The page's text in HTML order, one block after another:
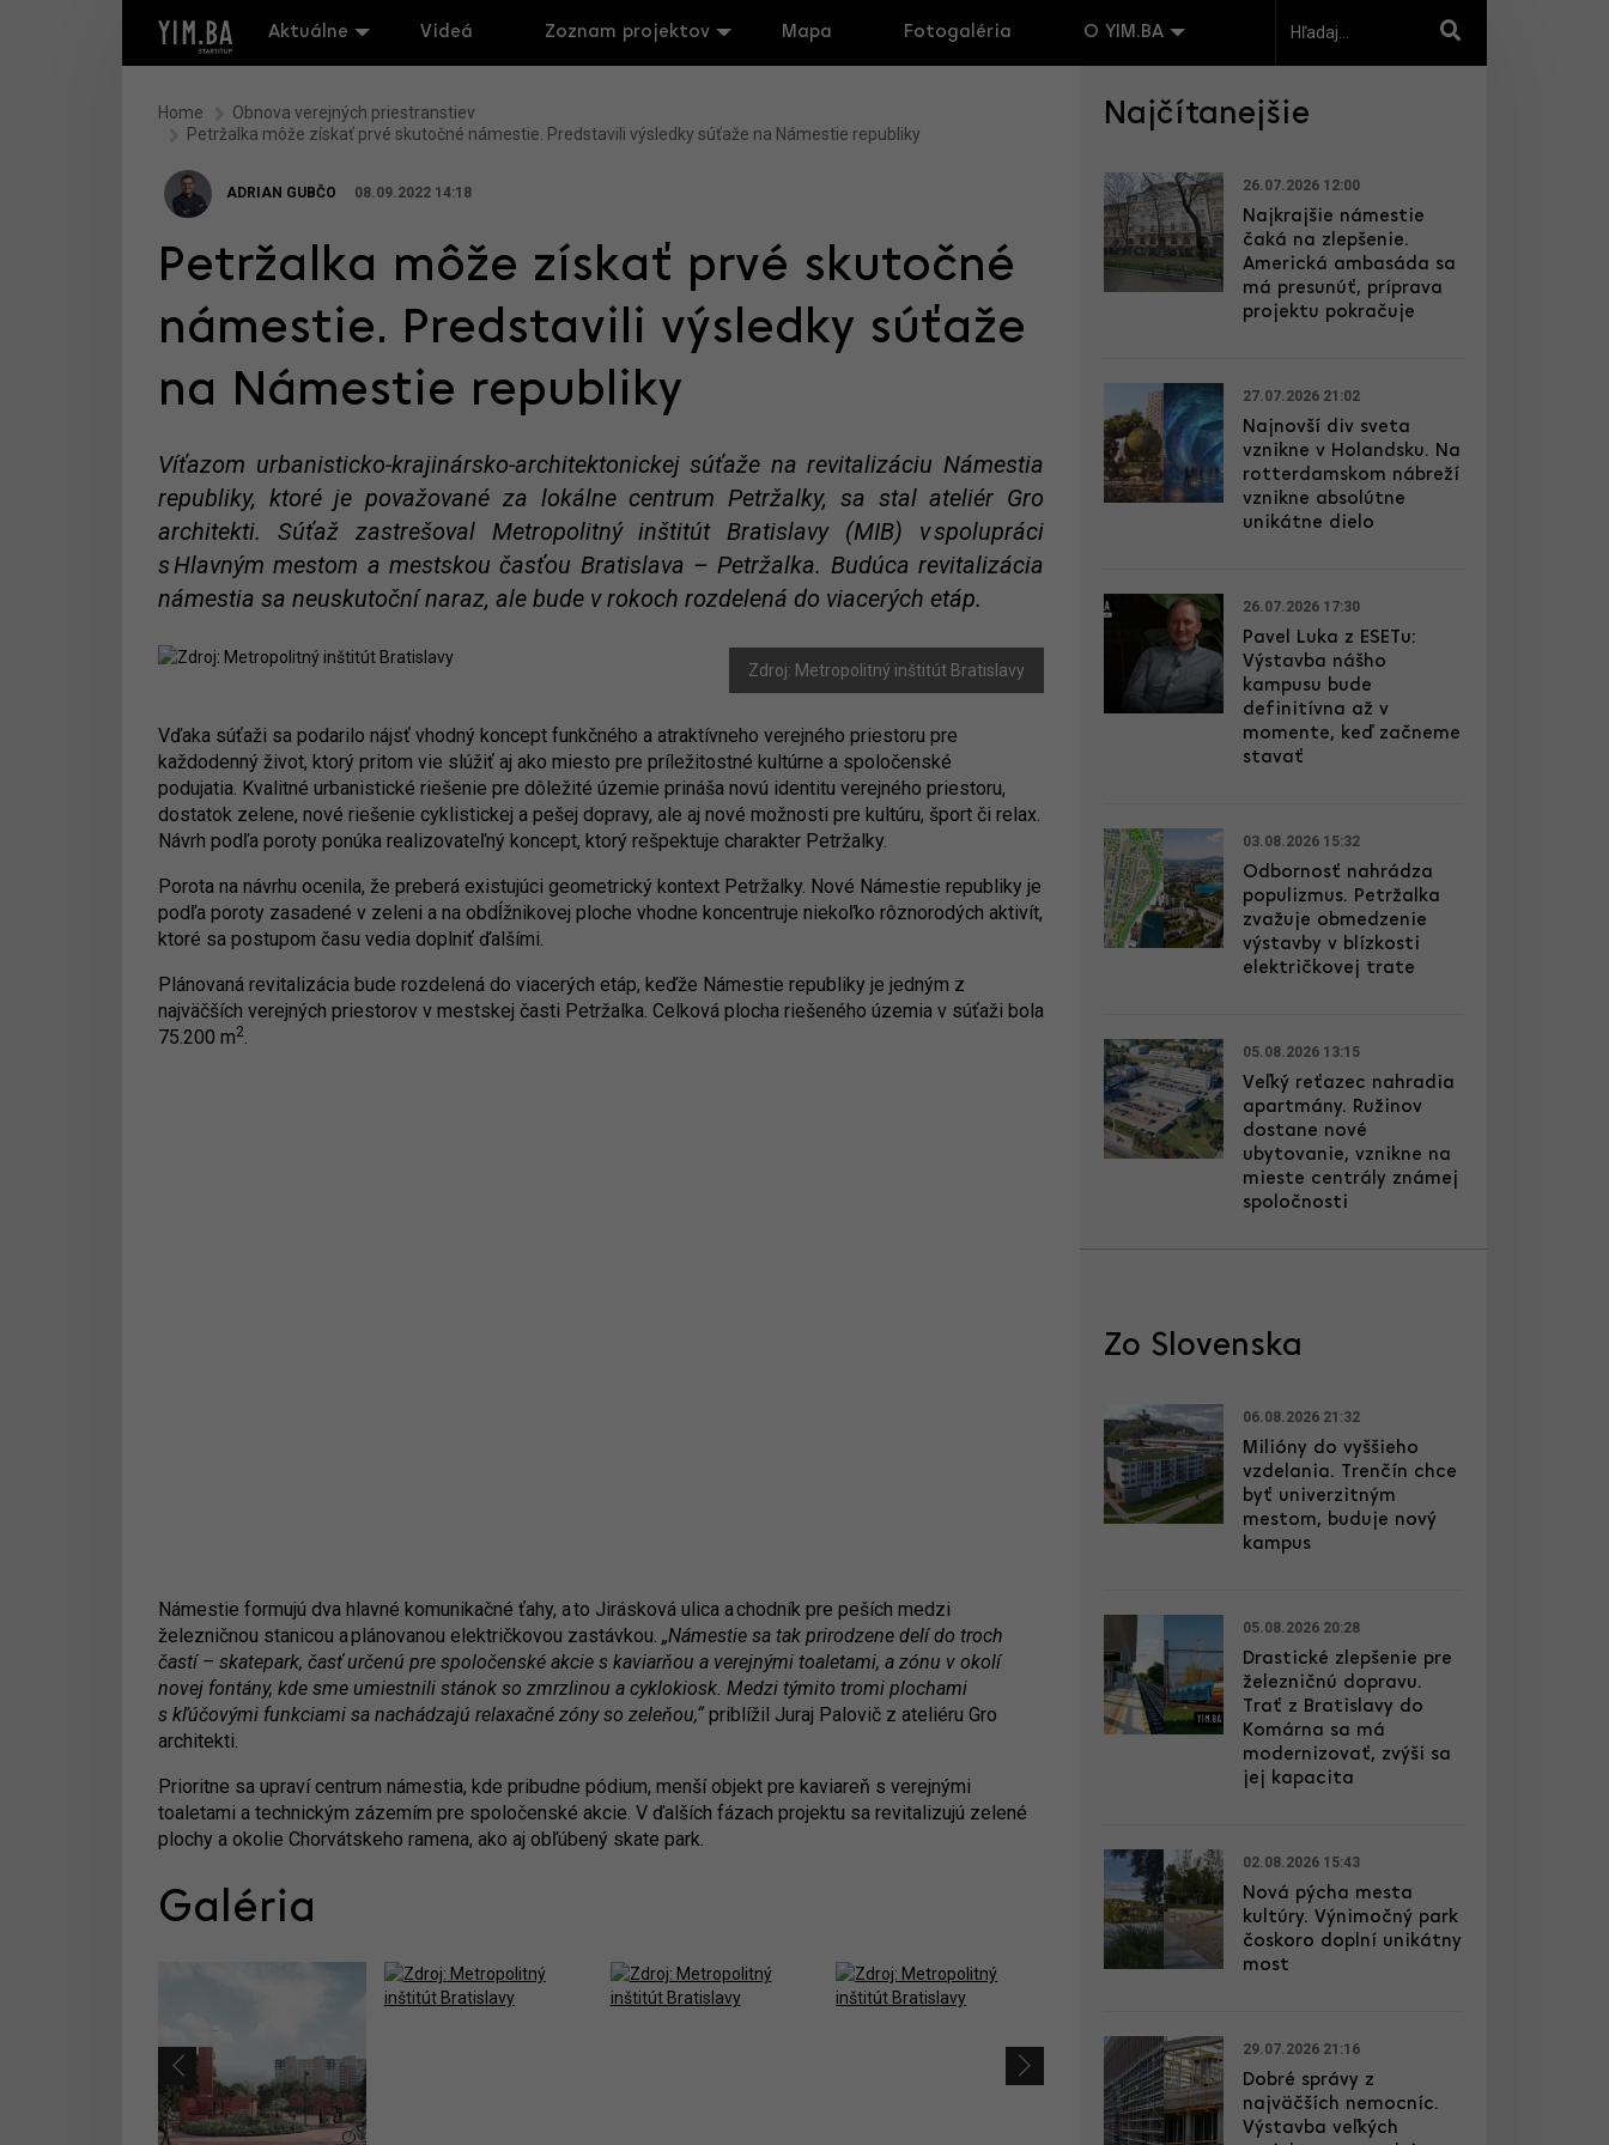
Aktuálne Videá Zoznam projektov Mapa Fotogaléria O YIM.BA
Home
Obnova verejných priestranstiev
Petržalka môže získať prvé skutočné námestie. Predstavili výsledky súťaže na Námestie republiky
ADRIAN GUBČO 08.09.2022 14:18
Petržalka môže získať prvé skutočné
námestie. Predstavili výsledky súťaže
na Námestie republiky
Víťazom urbanisticko-krajinársko-architektonickej súťaže na revitalizáciu Námestia
republiky, ktoré je považované za lokálne centrum Petržalky, sa stal ateliér Gro
architekti. Súťaž zastrešoval Metropolitný inštitút Bratislavy (MIB) v spolupráci
s Hlavným mestom a mestskou časťou Bratislava – Petržalka. Budúca revitalizácia
námestia sa neuskutoční naraz, ale bude v rokoch rozdelená do viacerých etáp.
Zdroj: Metropolitný inštitút Bratislavy
Vďaka súťaži sa podarilo nájsť vhodný koncept funkčného a atraktívneho verejného priestoru pre
každodenný život, ktorý pritom vie slúžiť aj ako miesto pre príležitostné kultúrne a spoločenské
podujatia. Kvalitné urbanistické riešenie pre dôležité územie prináša novú identitu verejného priestoru,
dostatok zelene, nové riešenie cyklistickej a pešej dopravy, ale aj nové možnosti pre kultúru, šport či relax.
Návrh podľa poroty ponúka realizovateľný koncept, ktorý rešpektuje charakter Petržalky.
Porota na návrhu ocenila, že preberá existujúci geometrický kontext Petržalky. Nové Námestie republiky je
podľa poroty zasadené v zeleni a na obdĺžnikovej ploche vhodne koncentruje niekoľko rôznorodých aktivít,
ktoré sa postupom času vedia doplniť ďalšími.
Plánovaná revitalizácia bude rozdelená do viacerých etáp, keďže Námestie republiky je jedným z
najväčších verejných priestorov v mestskej časti Petržalka. Celková plocha riešeného územia v súťaži bola
75.200 m2.
Námestie formujú dva hlavné komunikačné ťahy, a to Jirásková ulica a chodník pre peších medzi
železničnou stanicou a plánovanou električkovou zastávkou. „Námestie sa tak prirodzene delí do troch
častí – skatepark, časť určenú pre spoločenské akcie s kaviarňou a verejnými toaletami, a zónu v okolí
novej fontány, kde sme umiestnili stánok so zmrzlinou a cyklokiosk. Medzi týmito tromi plochami
s kľúčovými funkciami sa nachádzajú relaxačné zóny so zeleňou,“ priblížil Juraj Palovič z ateliéru Gro
architekti.
Prioritne sa upraví centrum námestia, kde pribudne pódium, menší objekt pre kaviareň s verejnými
toaletami a technickým zázemím pre spoločenské akcie. V ďalších fázach projektu sa revitalizujú zelené
plochy a okolie Chorvátskeho ramena, ako aj obľúbený skate park.
Galéria
Najčítanejšie
26.07.2026 12:00
Najkrajšie námestie
čaká na zlepšenie.
Americká ambasáda sa
má presunúť, príprava
projektu pokračuje
27.07.2026 21:02
Najnovší div sveta
vznikne v Holandsku. Na
rotterdamskom nábreží
vznikne absolútne
unikátne dielo
26.07.2026 17:30
Pavel Luka z ESETu:
Výstavba nášho
kampusu bude
definitívna až v
momente, keď začneme
stavať
03.08.2026 15:32
Odbornosť nahrádza
populizmus. Petržalka
zvažuje obmedzenie
výstavby v blízkosti
električkovej trate
05.08.2026 13:15
Veľký reťazec nahradia
apartmány. Ružinov
dostane nové
ubytovanie, vznikne na
mieste centrály známej
spoločnosti
Zo Slovenska
06.08.2026 21:32
Milióny do vyššieho
vzdelania. Trenčín chce
byť univerzitným
mestom, buduje nový
kampus
05.08.2026 20:28
Drastické zlepšenie pre
železničnú dopravu.
Trať z Bratislavy do
Komárna sa má
modernizovať, zvýši sa
jej kapacita
02.08.2026 15:43
Nová pýcha mesta
kultúry. Výnimočný park
čoskoro doplní unikátny
most
29.07.2026 21:16
Dobré správy z
najväčších nemocníc.
Výstavba veľkých